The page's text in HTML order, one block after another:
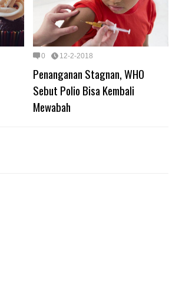
0 12-2-2018
Penanganan Stagnan, WHO
Sebut Polio Bisa Kembali
Mewabah